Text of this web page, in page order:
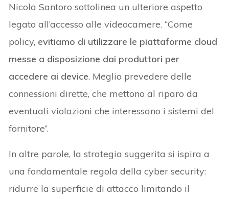
Nicola Santoro sottolinea un ulteriore aspetto
legato all’accesso alle videocamere. “Come
policy, evitiamo di utilizzare le piattaforme cloud
messe a disposizione dai produttori per
accedere ai device. Meglio prevedere delle
connessioni dirette, che mettono al riparo da
eventuali violazioni che interessano i sistemi del
fornitore”.
In altre parole, la strategia suggerita si ispira a
una fondamentale regola della cyber security:
ridurre la superficie di attacco limitando il